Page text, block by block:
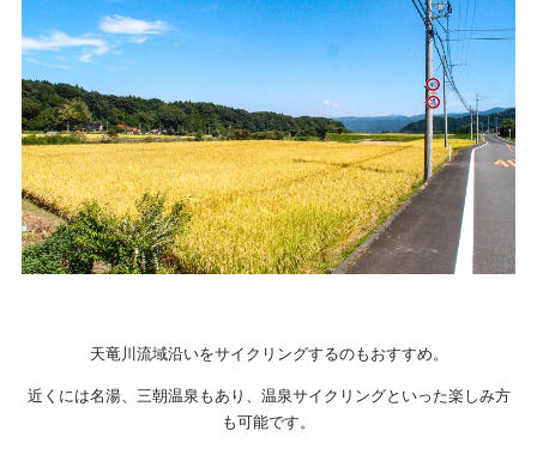
天竜川流域沿いをサイクリングするのもおすすめ。
近くには名湯、三朝温泉もあり、温泉サイクリングといった楽しみ方
も可能です。